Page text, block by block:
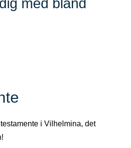
med bland
i Vilhelmina, det